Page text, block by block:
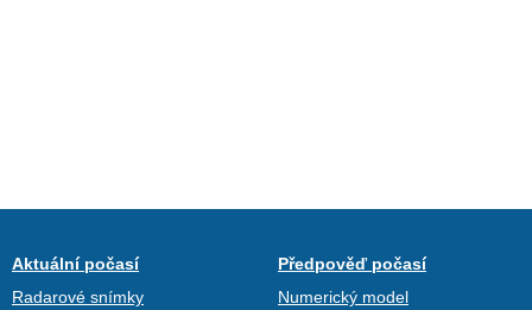
Aktuální počasí
Radarové snímky
Předpověď počasí
Numerický model